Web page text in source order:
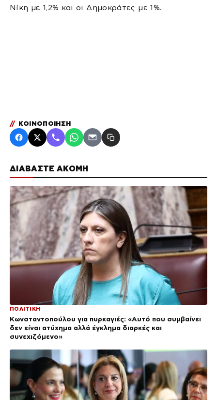
ΔΙΑΒΑΣΤΕ ΑΚΟΜΗ
ΠΟΛΙΤΙΚΗ
Κωνσταντοπούλου για πυρκαγιές: «Αυτό που συμβαίνει
δεν είναι ατύχημα αλλά έγκλημα διαρκές και
συνεχιζόμενο»
Νίκη με 1,2% και οι Δημοκράτες με 1%.
// ΚΟΙΝΟΠΟΙΗΣΗ